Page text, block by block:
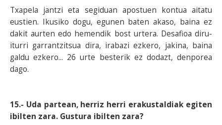
Txapela jantzi eta segiduan apostuen kontua aitatu
eustien. Ikusiko dogu, egunen baten akaso, baina ez
dakit aurten edo hemendik bost urtera. Desafioa diru-
iturri garrantzitsua dira, irabazi ezkero, jakina, baina
galdu ezkero... 26 urte besterik ez dodazt, denporea
dago.
15.- Uda partean, herriz herri erakustaldiak egiten
ibilten zara. Gustura ibilten zara?